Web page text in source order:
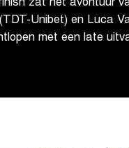
zat het avontuur
Unibet) en Luca
met een late